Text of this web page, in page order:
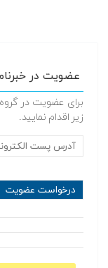
عضویت در
برای عضویت در
زیر اقدام نمایید.